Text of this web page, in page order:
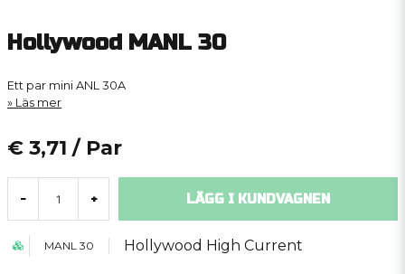
Hollywood MANL 30
Ett par mini ANL 30A
Läs mer
€ 3,71 / Par
- + LÄGG I KUNDVAGNEN
MANL 30 Hollywood High Current